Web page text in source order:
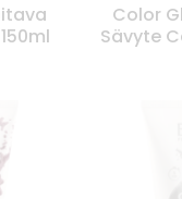
Color
Sävyte